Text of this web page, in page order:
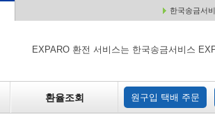
한국송금서
EXPARO 환전 서비스는 한국송금서비스
환율조회 원구입 택배 주문
원구입 택